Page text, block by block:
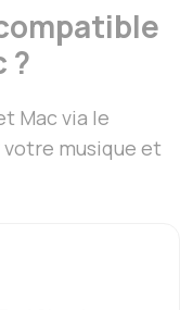
?
Mac via le
musique et